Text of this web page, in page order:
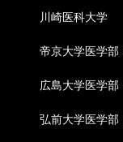
川崎医科大学
帝京大学医学部
広島大学医学部
弘前大学医学部